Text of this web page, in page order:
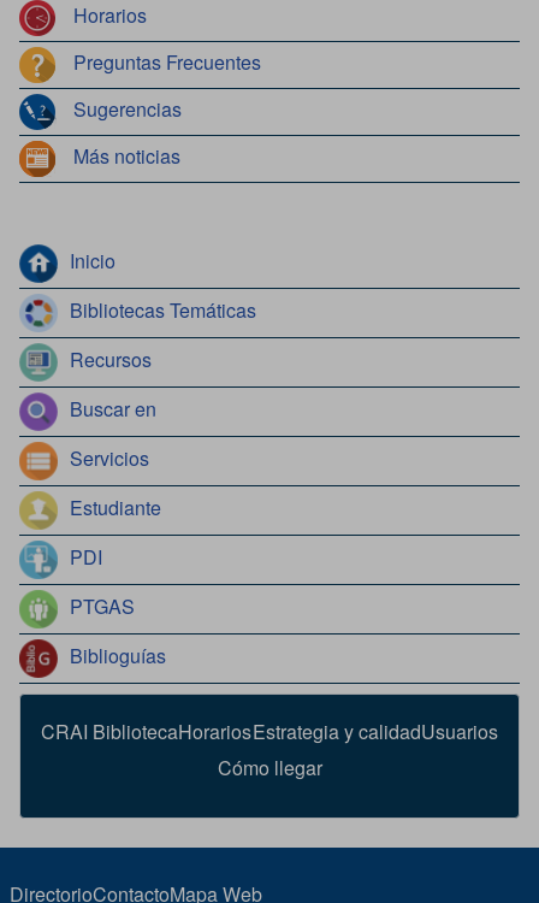
Inicio
Bibliotecas Temáticas
Recursos
Buscar en
Servicios
Estudiante
PDI
PTGAS
Biblioguías
Horarios
Preguntas Frecuentes
Sugerencias
Más noticias
CRAI BibliotecaHorariosEstrategia y calidadUsuarios
Cómo llegar
DirectorioContactoMapa Web